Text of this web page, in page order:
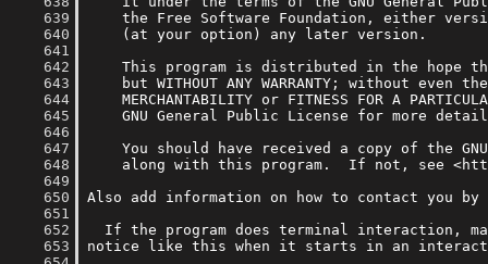
    639
    640
    641
    642
    643
    644
    645
    646
    647
    648
    649
    650
    651
    652
    653